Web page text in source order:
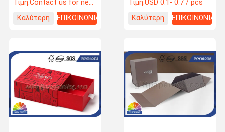
ΚΑΠ καφετί Kraft με το
τεμαχισμένο παράθυρο
Τιμή:Contact us for newest price
Καλύτερη
ΕΠΙΚΟΙΝΩΝΙΑ
κιβωτίων/συνήθειας
δώρων εγγράφου τέχνης
Τιμή:USD 0.1- 0.7 / pcs
Καλύτερη
ΕΠΙΚΟΙΝΩΝΙΑ